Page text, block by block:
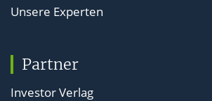
Unsere Experten
Partner
Investor Verlag